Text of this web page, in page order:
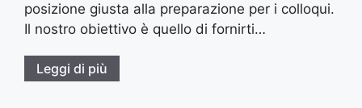
posizione giusta alla preparazione per i colloqui.
Il nostro obiettivo è quello di fornirti…
Leggi di più